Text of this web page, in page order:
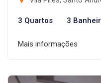
3 Quartos 3
Mais informações